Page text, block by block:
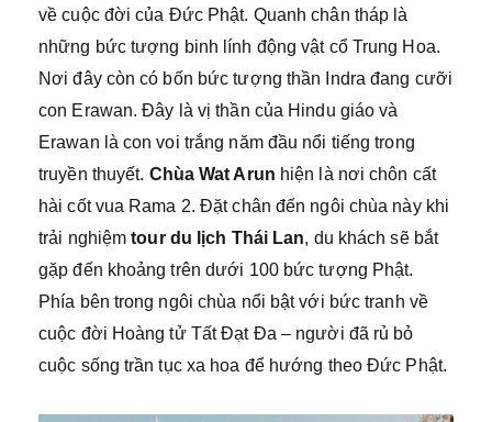
về cuộc đời của Đức Phật. Quanh chân tháp là
những bức tượng binh lính động vật cổ Trung Hoa.
Nơi đây còn có bốn bức tượng thần Indra đang cưỡi
con Erawan. Đây là vị thần của Hindu giáo và
Erawan là con voi trắng năm đầu nổi tiếng trong
truyền thuyết. Chùa Wat Arun hiện là nơi chôn cất
hài cốt vua Rama 2. Đặt chân đến ngôi chùa này khi
trải nghiệmtour du lịch Thái Lan, du khách sẽ bắt
gặp đến khoảng trên dưới 100 bức tượng Phật.
Phía bên trong ngôi chùa nổi bật với bức tranh về
cuộc đời Hoàng tử Tất Đạt Đa – người đã rủ bỏ
cuộc sống trần tục xa hoa để hướng theo Đức Phật.